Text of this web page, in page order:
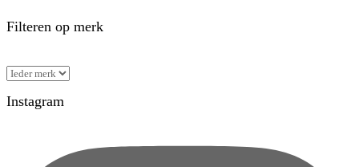
Filteren op merk
Instagram